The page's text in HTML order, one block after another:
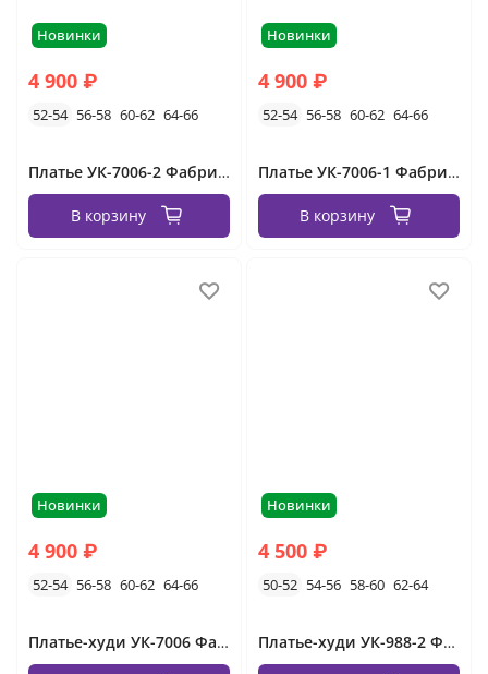
Новинки
4 900 ₽
52-54 56-58 60-62 64-66
Платье УК-7006-2 Фабрика Моды
В корзину
Новинки
4 900 ₽
52-54 56-58 60-62 64-66
Платье УК-7006-1 Фабрика Моды
В корзину
Новинки
4 900 ₽
52-54 56-58 60-62 64-66
Платье-худи УК-7006 Фабрика Моды
Новинки
4 500 ₽
50-52 54-56 58-60 62-64
Платье-худи УК-988-2 Фабрика Моды